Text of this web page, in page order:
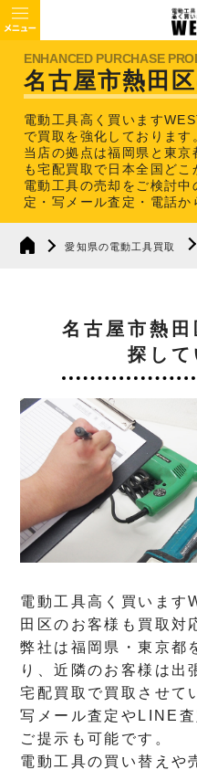
名古屋市熱田
電動工具高く買います
で買取を強化しております
当店の拠点は福岡県と東
も宅配買取で日本全国どこ
電動工具の売却をご検討
定・写メール査定・電話か
愛知県の電動工具買取
名古屋市熱
探して
電動工具高く買います
田区のお客様も買取対
弊社は福岡県・東京都
り、近隣のお客様は出
宅配買取で買取させて
写メール査定やLINE
ご提示も可能です。
電動工具の買い替えや